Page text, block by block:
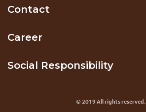
Contact
Career
Social Responsibility
© 2019 All rights reserved.